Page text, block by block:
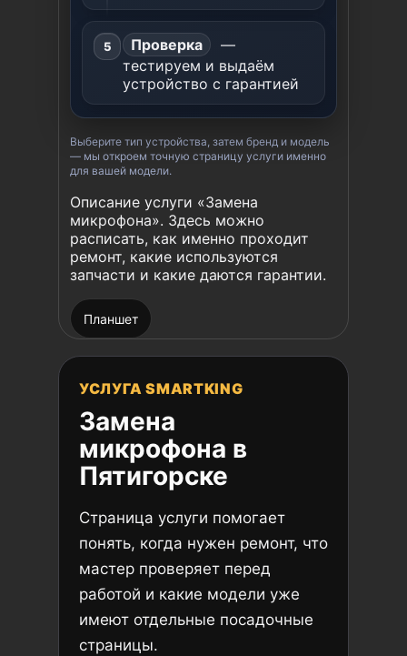
Проверка
—
тестируем и выдаём
устройство с гарантией
Выберите тип устройства, затем бренд и модель
— мы откроем точную страницу услуги именно
для вашей модели.
Описание услуги «Замена
микрофона». Здесь можно
расписать, как именно проходит
ремонт, какие используются
запчасти и какие даются гарантии.
Планшет
УСЛУГА SMARTKING
Замена
микрофона в
Пятигорске
Страница услуги помогает
понять, когда нужен ремонт, что
мастер проверяет перед
работой и какие модели уже
имеют отдельные посадочные
страницы.